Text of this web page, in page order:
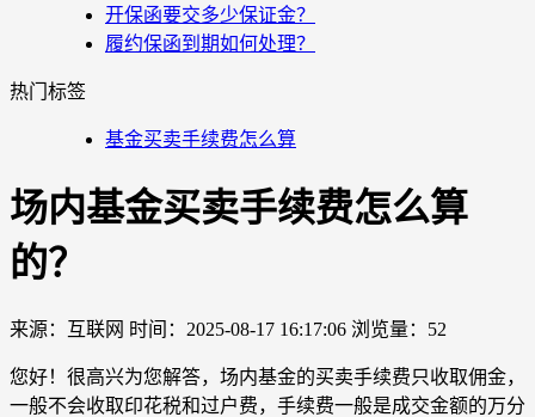
开保函要交多少保证金？
履约保函到期如何处理？
热门标签
基金买卖手续费怎么算
场内基金买卖手续费怎么算
的？
来源：互联网 时间：2025-08-17 16:17:06 浏览量：52
您好！很高兴为您解答，场内基金的买卖手续费只收取佣金，
一般不会收取印花税和过户费，手续费一般是成交金额的万分